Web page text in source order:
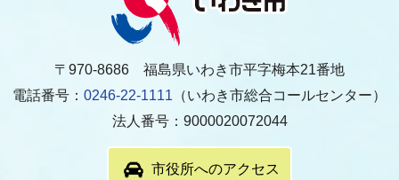
〒970-8686 福島県いわき市平字梅本21番地
電話番号： 0246-22-1111 （いわき市総合コールセンター）
法人番号：9000020072044
市役所へのアクセス